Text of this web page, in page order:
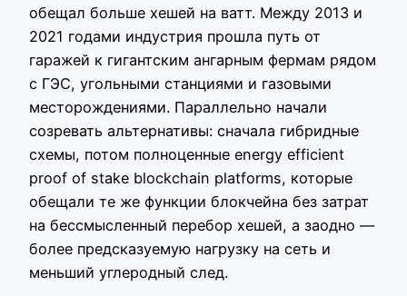
обещал больше хешей на ватт. Между 2013 и
2021 годами индустрия прошла путь от
гаражей к гигантским ангарным фермам рядом
с ГЭС, угольными станциями и газовыми
месторождениями. Параллельно начали
созревать альтернативы: сначала гибридные
схемы, потом полноценные energy efficient
proof of stake blockchain platforms, которые
обещали те же функции блокчейна без затрат
на бессмысленный перебор хешей, а заодно —
более предсказуемую нагрузку на сеть и
меньший углеродный след.